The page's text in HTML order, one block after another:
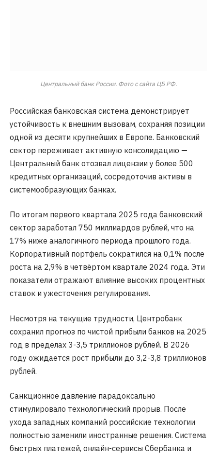
Центральный банк России. Фото с сайта ЦБ РФ.
Российская банковская система демонстрирует
устойчивость к внешним вызовам, сохраняя позиции
одной из десяти крупнейших в Европе. Банковский
сектор переживает активную консолидацию —
Центральный банк отозвал лицензии у более 500
кредитных организаций, сосредоточив активы в
системообразующих банках.
По итогам первого квартала 2025 года банковский
сектор заработал 750 миллиардов рублей, что на
17% ниже аналогичного периода прошлого года.
Корпоративный портфель сократился на 0,1% после
роста на 2,9% в четвёртом квартале 2024 года. Эти
показатели отражают влияние высоких процентных
ставок и ужесточения регулирования.
Несмотря на текущие трудности, Центробанк
сохранил прогноз по чистой прибыли банков на 2025
год в пределах 3-3,5 триллионов рублей. В 2026
году ожидается рост прибыли до 3,2-3,8 триллионов
рублей.
Санкционное давление парадоксально
стимулировало технологический прорыв. После
ухода западных компаний российские технологии
полностью заменили иностранные решения. Система
быстрых платежей, онлайн-сервисы Сбербанка и